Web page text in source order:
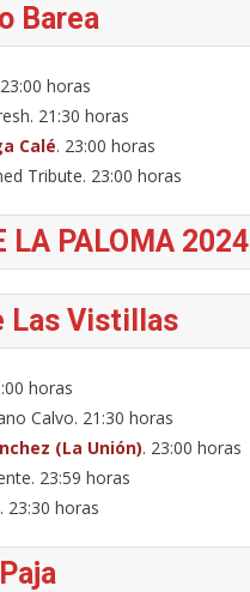
Barea
horas
21:30 horas
Calé. 23:00 horas
Tribute. 23:00 horas
LA PALOMA 2024
Las Vistillas
horas
Calvo. 21:30 horas
(La Unión). 23:00 horas
23:59 horas
. 23:30 horas